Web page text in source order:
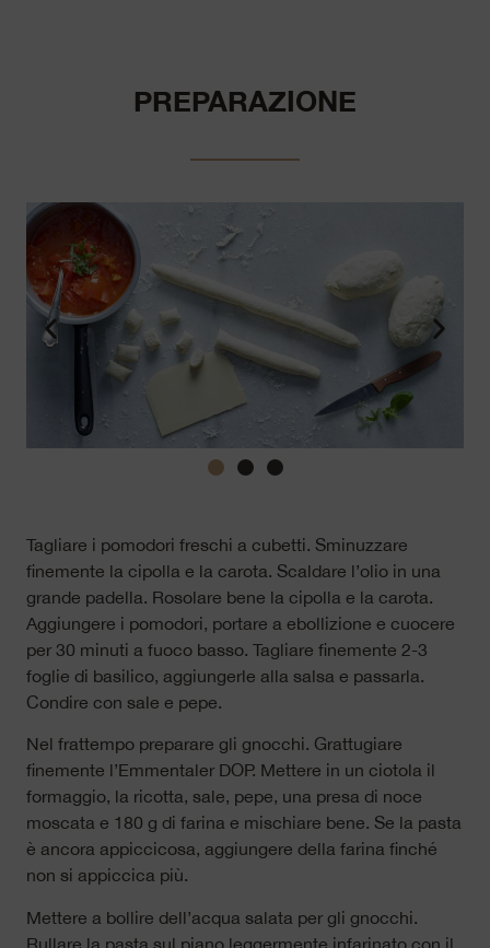
PREPARAZIONE
Tagliare i pomodori freschi a cubetti. Sminuzzare
finemente la cipolla e la carota. Scaldare l’olio in una
grande padella. Rosolare bene la cipolla e la carota.
Aggiungere i pomodori, portare a ebollizione e cuocere
per 30 minuti a fuoco basso. Tagliare finemente 2-3
foglie di basilico, aggiungerle alla salsa e passarla.
Condire con sale e pepe.
Nel frattempo preparare gli gnocchi. Grattugiare
finemente l’Emmentaler DOP. Mettere in un ciotola il
formaggio, la ricotta, sale, pepe, una presa di noce
moscata e 180 g di farina e mischiare bene. Se la pasta
è ancora appiccicosa, aggiungere della farina finché
non si appiccica più.
Mettere a bollire dell’acqua salata per gli gnocchi.
Rullare la pasta sul piano leggermente infarinato con il